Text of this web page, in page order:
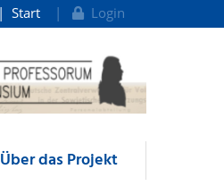
Start Login
Über das Projekt